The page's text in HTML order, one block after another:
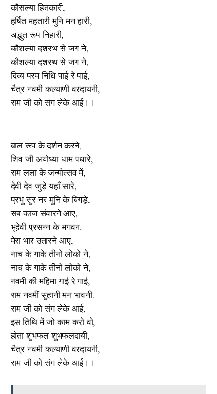
कौसल्या हितकारी,
हर्षित महतारी मुनि मन हारी,
अद्भुत रूप निहारी,
कौशल्या दशरथ से जग ने,
कौशल्या दशरथ से जग ने,
दिव्य परम निधि पाई रे पाई,
चैत्र नवमी कल्याणी वरदायनी,
राम जी को संग लेके आई।।
बाल रूप के दर्शन करने,
शिव जी अयोध्या धाम पधारे,
राम लला के जन्मोत्सव में,
देवी देव जुड़े यहाँ सारे,
प्रभु सुर नर मुनि के बिगड़े,
सब काज संवारने आए,
भूदेवी प्रसन्न के भगवन,
मेरा भार उतारने आए,
नाच के गाके तीनो लोको ने,
नाच के गाके तीनो लोको ने,
नवमी की महिमा गाई रे गाई,
राम नवमीं सुहानी मन भावनी,
राम जी को संग लेके आई,
इस तिथि में जो काम करो वो,
होता शुभफल शुभफलदायी,
चैत्र नवमी कल्याणी वरदायनी,
राम जी को संग लेके आई।।